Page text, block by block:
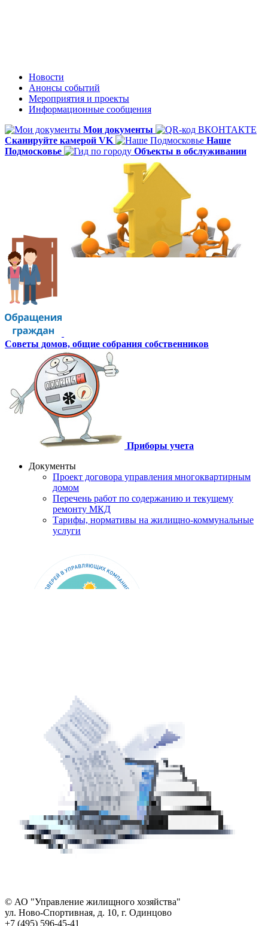
Новости
Анонсы событий
Мероприятия и проекты
Информационные сообщения
Мои документы
Сканируйте камерой VK
Наше
Подмосковье
Объекты в обслуживании
Советы домов, общие собрания собственников
Приборы учета
Документы
Проект договора управления многоквартирным
домом
Перечень работ по содержанию и текущему
ремонту МКД
Тарифы, нормативы на жилищно-коммунальные
услуги
© АО "Управление жилищного хозяйства"
ул. Ново-Спортивная, д. 10, г. Одинцово
+7 (495) 596-45-41